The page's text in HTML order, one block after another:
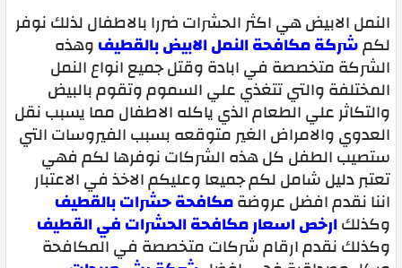
النمل الابيض هي اكثر الحشرات ضررا بالاطفال لذلك نوفر
لكمشركة مكافحة النمل الابيض بالقطيفوهذه
الشركة متخصصة في ابادة وقتل جميع انواع النمل
المختلفة والتي تتغذي علي السموم وتقوم بالبيض
والتكاثر علي الطعام الذي ياكله الاطفال مما يسبب نقل
العدوي والامراض الغير متوقعه بسبب الفيروسات التي
ستصيب الطفل كل هذه الشركات نوفرها لكم فهي
تعتبر دليل شامل لكم جميعا وعليكم الاخذ في الاعتبار
اننا نقدم افضل عروضةمكافحة حشرات بالقطيف
وكذلكارخص اسعار مكافحة الحشرات في القطيف
وكذلك نقدم ارقام شركات متخصصة في المكافحة